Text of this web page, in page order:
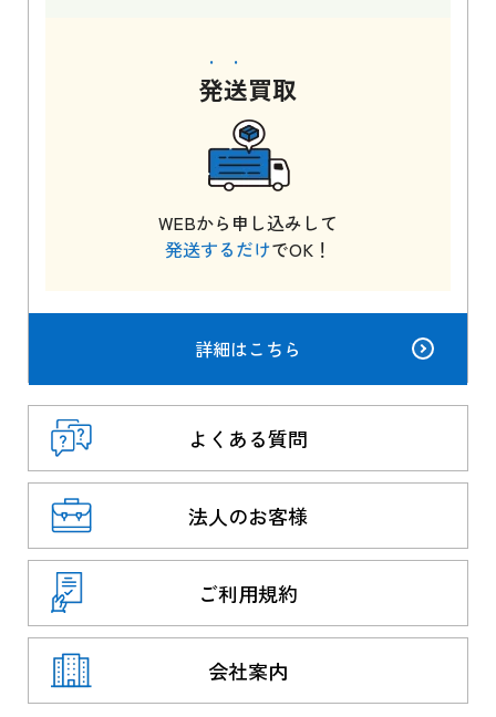
発送買取
WEBから申し込みして
発送するだけでOK！
詳細はこちら
よくある質問
法人のお客様
ご利用規約
会社案内